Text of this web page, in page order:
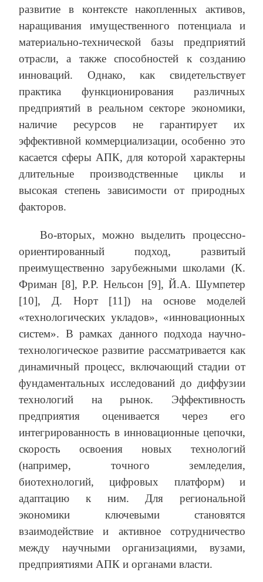
развитие в контексте накопленных активов,
наращивания имущественного потенциала и
материально-технической базы предприятий
отрасли, а также способностей к созданию
инноваций. Однако, как свидетельствует
практика функционирования различных
предприятий в реальном секторе экономики,
наличие ресурсов не гарантирует их
эффективной коммерциализации, особенно это
касается сферы АПК, для которой характерны
длительные производственные циклы и
высокая степень зависимости от природных
факторов.
Во-вторых, можно выделить процессно-
ориентированный подход, развитый
преимущественно зарубежными школами (К.
Фриман [8], Р.Р. Нельсон [9], Й.А. Шумпетер
[10], Д. Норт [11]) на основе моделей
«технологических укладов», «инновационных
систем». В рамках данного подхода научно-
технологическое развитие рассматривается как
динамичный процесс, включающий стадии от
фундаментальных исследований до диффузии
технологий на рынок. Эффективность
предприятия оценивается через его
интегрированность в инновационные цепочки,
скорость освоения новых технологий
(например, точного земледелия,
биотехнологий, цифровых платформ) и
адаптацию к ним. Для региональной
экономики ключевыми становятся
взаимодействие и активное сотрудничество
между научными организациями, вузами,
предприятиями АПК и органами власти.